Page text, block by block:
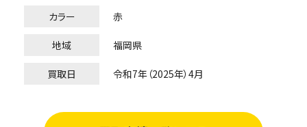
カラー 赤
地域 福岡県
買取日 令和7年（2025年）4月